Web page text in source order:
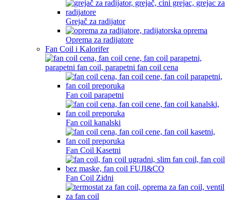
Grejač za radijator
Oprema za radijatore
Fan Coil i Kalorifer
Fan coil parapetni
Fan coil kanalski
Fan Coil Kasetni
Fan Coil Zidni